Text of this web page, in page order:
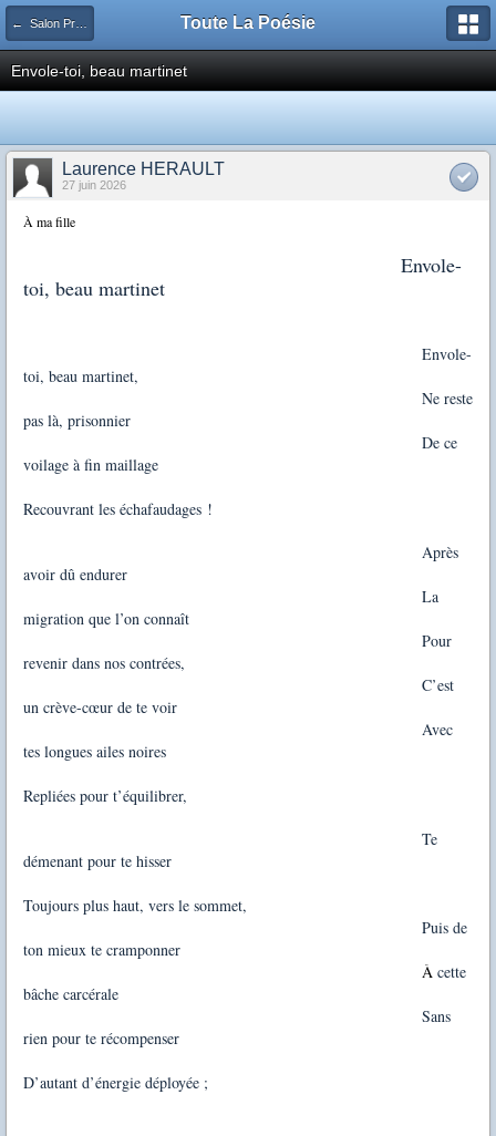
← Salon Principal Toute La Poésie
Envole-toi, beau martinet
Laurence HERAULT
27 juin 2026
À ma fille
Envole-
toi, beau martinet
Envole-
toi, beau martinet,
Ne reste
pas là, prisonnier
De ce
voilage à fin maillage
Recouvrant les échafaudages !
Après
avoir dû endurer
La
migration que l’on connaît
Pour
revenir dans nos contrées,
C’est
un crève-cœur de te voir
Avec
tes longues ailes noires
Repliées pour t’équilibrer,
Te
démenant pour te hisser
Toujours plus haut, vers le sommet,
Puis de
ton mieux te cramponner
À cette
bâche carcérale
Sans
rien pour te récompenser
D’autant d’énergie déployée ;